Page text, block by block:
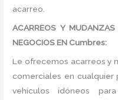
acarreo.
ACARREOS Y
NEGOCIOS EN Cumbres:
Le ofrecemos acarreos y
comerciales en cualquier
vehículos idóneos